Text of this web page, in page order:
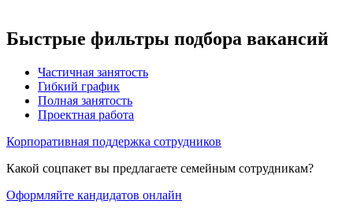
Быстрые фильтры подбора вакансий
Частичная занятость
Гибкий график
Полная занятость
Проектная работа
Корпоративная поддержка сотрудников
Какой соцпакет вы предлагаете семейным сотрудникам?
Оформляйте кандидатов онлайн